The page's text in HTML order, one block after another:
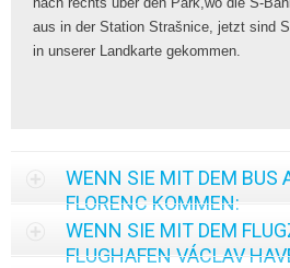
aus in der Station Strašnice, jetzt sind
in unserer Landkarte gekommen.
WENN SIE MIT DEM BUS
FLORENC KOMMEN:
WENN SIE MIT DEM
FLUGHAFEN VÁCLAV